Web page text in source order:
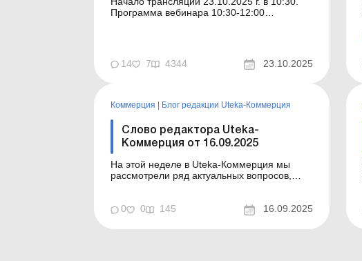
Программа вебинара 10:30-12:00
предотвратить налоговые риски
Инвентаризация задолженностей:
14 7 4344 23.10.2025
Коммерция Блог редакции Uteka-Коммерция
Слово редактора Uteka-
Коммерция от 16.09.2025
На этой неделе в Uteka-Коммерция мы
рассмотрели ряд актуальных вопросов,
ознакомлю вас с содержанием публикаций.
0 0 145 16.09.2025